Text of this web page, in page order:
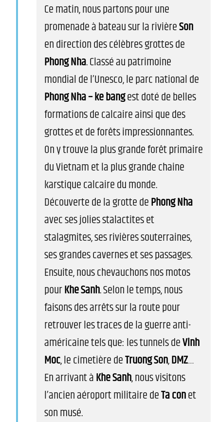
Ce matin, nous partons pour une
promenade à bateau sur la rivièreSon
en direction des célèbres grottes de
Phong Nha. Classé au patrimoine
mondial de l’Unesco, le parc national de
Phong Nha – ke bangest doté de belles
formations de calcaire ainsi que des
grottes et de forêts impressionnantes.
On y trouve la plus grande forêt primaire
du Vietnam et la plus grande chaine
karstique calcaire du monde.
Découverte de la grotte dePhong Nha
avec ses jolies stalactites et
stalagmites, ses rivières souterraines,
ses grandes cavernes et ses passages.
Ensuite, nous chevauchons nos motos
pourKhe Sanh. Selon le temps, nous
faisons des arrêts sur la route pour
retrouver les traces de la guerre anti-
américaine tels que: les tunnels deVinh
Moc, le cimetière deTruong Son,DMZ…
En arrivant àKhe Sanh, nous visitons
l’ancien aéroport militaire deTa conet
son musé.